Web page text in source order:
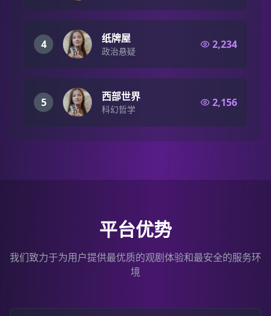
4 纸牌屋
政治悬疑
2,234
5 西部世界
科幻哲学
2,156
平台优势
我们致力于为用户提供最优质的观剧体验和最安全的服务环
境